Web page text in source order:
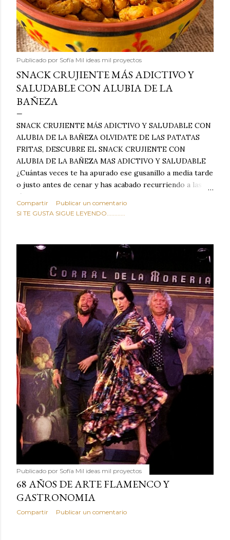
Publicado por Sofía Mil ideas mil proyectos
SNACK CRUJIENTE MÁS ADICTIVO Y
SALUDABLE CON ALUBIA DE LA
BAÑEZA
SNACK CRUJIENTE MÁS ADICTIVO Y SALUDABLE CON
ALUBIA DE LA BAÑEZA OLVIDATE DE LAS PATATAS
FRITAS, DESCUBRE EL SNACK CRUJIENTE CON
ALUBIA DE LA BAÑEZA MAS ADICTIVO Y SALUDABLE
¿Cuántas veces te ha apurado ese gusanillo a media tarde
o justo antes de cenar y has acabado recurriendo a las
típicas patatas de bolsa, frutos secos fritos o snacks
ultraprocesados llenos de grasas saturadas y sodio?
sabroso, con ese toque tostado y crujiente que tanto nos
satisface. Estas alubias crujientes al horno van a cambiar
por completo tu forma de ver las legumbres. Olvídate de
asociar las alubias únicamente a los guisos tradicionales y
copiosos de invierno. Con esta receta simple pero
revolucionaria, transformaremos un ingrediente tan
humilde como la alubia de La Bañeza en un snack ligero,
dorado, cargado de proteína y 100% natural. Es el
sustituto perfecto a los frutos se...
Compartir
Publicar un comentario
SI TE GUSTA SIGUE LEYENDO............
Publicado por Sofía Mil ideas mil proyectos
68 AÑOS DE ARTE FLAMENCO Y
GASTRONOMIA
Compartir Publicar un comentario